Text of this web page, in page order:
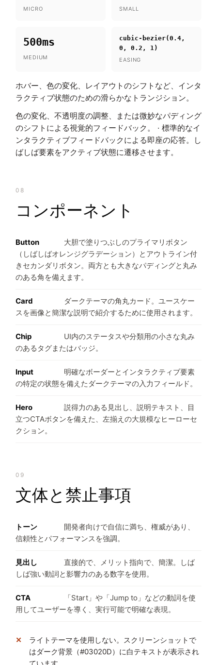
MICRO SMALL
500ms
MEDIUM
cubic-bezier(0.4,
0, 0.2, 1)
EASING
ホバー、色の変化、レイアウトのシフトなど、インタ
ラクティブ状態のための滑らかなトランジション。
色の変化、不透明度の調整、または微妙なパディング
のシフトによる視覚的フィードバック。 · 標準的なイ
ンタラクティブフィードバックによる即座の応答。し
ばしば要素をアクティブ状態に遷移させます。
08
コンポーネント
Button
大胆で塗りつぶしのプライマリボタン
（しばしばオレンジグラデーション）とアウトライン付
きセカンダリボタン。両方とも大きなパディングと丸み
のある角を備えます。
Card
ダークテーマの角丸カード。ユースケー
スを画像と簡潔な説明で紹介するために使用されます。
Chip
UI内のステータスや分類用の小さな丸み
のあるタグまたはバッジ。
Input
明確なボーダーとインタラクティブ要素
の特定の状態を備えたダークテーマの入力フィールド。
Hero
説得力のある見出し、説明テキスト、目
立つCTAボタンを備えた、左揃えの大規模なヒーローセ
クション。
09
文体と禁止事項
トーン
開発者向けで自信に満ち、権威があり、
信頼性とパフォーマンスを強調。
見出し
直接的で、メリット指向で、簡潔。しば
しば強い動詞と影響力のある数字を使用。
CTA
「Start」や「Jump to」などの動詞を使
用してユーザーを導く、実行可能で明確な表現。
ライトテーマを使用しない。スクリーンショットで
はダーク背景（#03020D）に白テキストが表示され